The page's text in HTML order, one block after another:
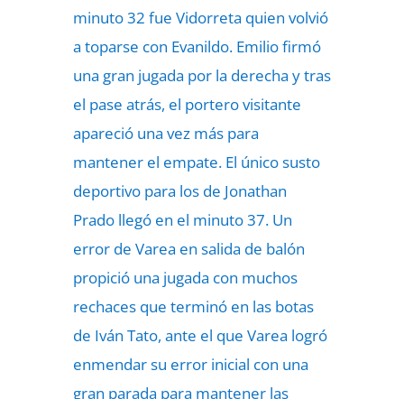
minuto 32 fue Vidorreta quien volvió
a toparse con Evanildo. Emilio firmó
una gran jugada por la derecha y tras
el pase atrás, el portero visitante
apareció una vez más para
mantener el empate. El único susto
deportivo para los de Jonathan
Prado llegó en el minuto 37. Un
error de Varea en salida de balón
propició una jugada con muchos
rechaces que terminó en las botas
de Iván Tato, ante el que Varea logró
enmendar su error inicial con una
gran parada para mantener las